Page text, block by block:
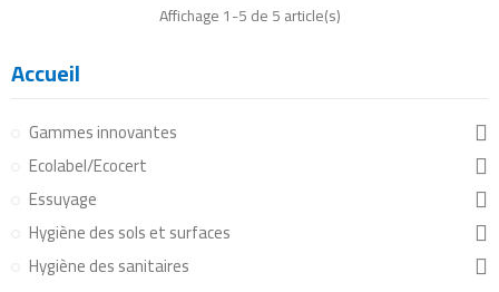
Affichage 1-5 de 5 article(s)
Accueil
Gammes innovantes
Ecolabel/Ecocert
Essuyage
Hygiène des sols et surfaces
Hygiène des sanitaires